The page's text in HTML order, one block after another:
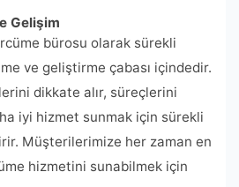
Gelişim
bürosu olarak sürekli
ve geliştirme çabası içindedir.
dikkate alır, süreçlerini
iyi hizmet sunmak için sürekli
Müşterilerimize her zaman en
hizmetini sunabilmek için